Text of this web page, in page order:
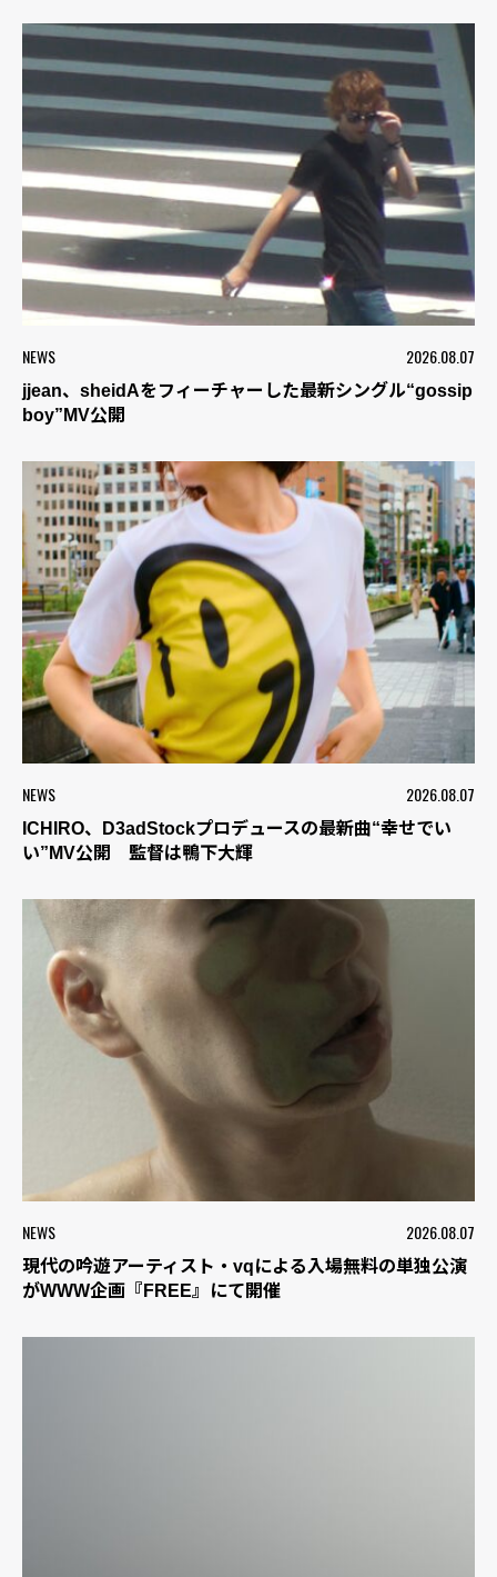
NEWS 2026.08.07
jjean、sheidAをフィーチャーした最新シングル“gossip
boy”MV公開
NEWS 2026.08.07
ICHIRO、D3adStockプロデュースの最新曲“幸せでい
い”MV公開 監督は鴨下大輝
NEWS 2026.08.07
現代の吟遊アーティスト・vqによる入場無料の単独公演
がWWW企画『FREE』にて開催